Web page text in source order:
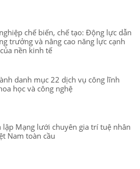
chế biến, chế tạo: Động lực dẫn
trưởng và nâng cao năng lực cạnh
nền kinh tế
danh mục 22 dịch vụ công lĩnh
học và công nghệ
lập Mạng lưới chuyên gia trí tuệ nhân
Nam toàn cầu